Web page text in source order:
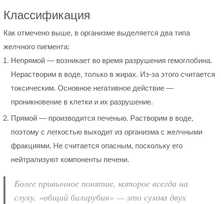
Классификация
Как отмечено выше, в организме выделяется два типа
желчного пигмента:
Непрямой — возникает во время разрушения гемоглобина.
Нерастворим в воде, только в жирах. Из-за этого считается
токсическим. Основное негативное действие —
проникновение в клетки и их разрушение.
Прямой — производится печенью. Растворим в воде,
поэтому с легкостью выходит из организма с желчными
фракциями. Не считается опасным, поскольку его
нейтрализуют компоненты печени.
Более привычное понятие, которое всегда на
слуху, «общий билирубин» — это сумма двух